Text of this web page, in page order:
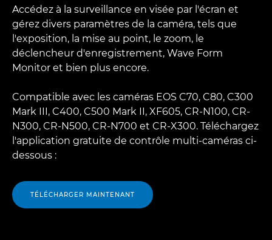
Accédez à la surveillance en visée par l'écran et
gérez divers paramètres de la caméra, tels que
l'exposition, la mise au point, le zoom, le
déclencheur d'enregistrement, Wave Form
Monitor et bien plus encore.
Compatible avec les caméras EOS C70, C80, C300
Mark III, C400, C500 Mark II, XF605, CR-N100, CR-
N300, CR-N500, CR-N700 et CR-X300. Téléchargez
l'application gratuite de contrôle multi-caméras ci-
dessous :
TÉLÉCHARGER MAINTENANT